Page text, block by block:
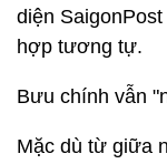
diện
hợp tương tự.
Bưu chính vẫn
Mặc dù từ giữa